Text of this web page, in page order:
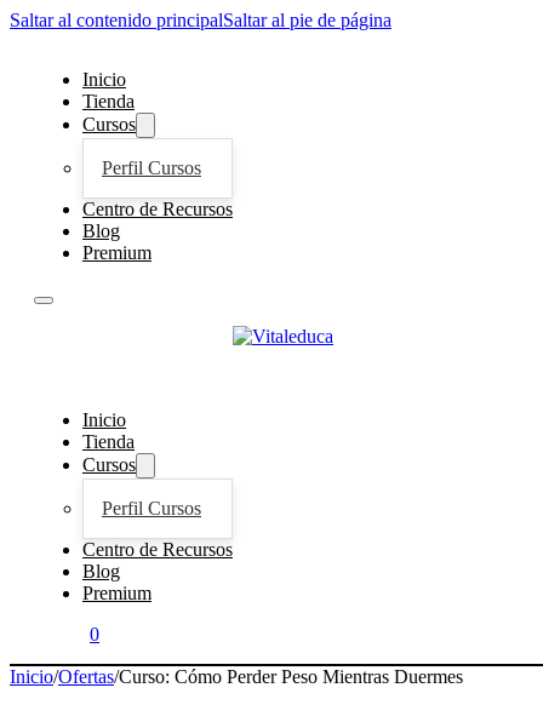
Saltar al contenido principalSaltar al pie de página
Inicio
Tienda
Cursos
Perfil Cursos
Centro de Recursos
Blog
Premium
Inicio
Tienda
Cursos
Perfil Cursos
Centro de Recursos
Blog
Premium
0
Inicio/Ofertas/Curso: Cómo Perder Peso Mientras Duermes